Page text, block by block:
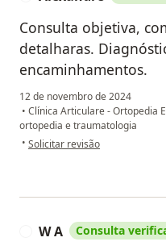
Consulta objetiva,
detalharas.
encaminhamentos.
12 de novembro de 2024
• Clínica Articulare - Ortopedia
ortopedia e traumatologia
• na opinião do utilizador
Solicitar revisão
W A Consulta